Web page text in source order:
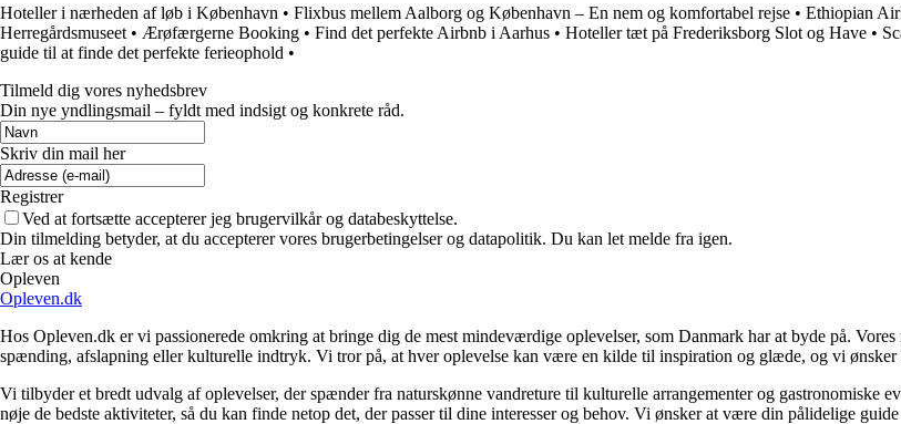
Hoteller i nærheden af løb i København • Flixbus mellem Aalborg og København – En nem og komfortabel rejse • Ethiopian
Herregårdsmuseet • Ærøfærgerne Booking • Find det perfekte Airbnb i Aarhus • Hoteller tæt på Frederiksborg Slot og Have •
guide til at finde det perfekte ferieophold •
Tilmeld dig vores nyhedsbrev
Din nye yndlingsmail – fyldt med indsigt og konkrete råd.
Skriv din mail her
Registrer
Ved at fortsætte accepterer jeg brugervilkår og databeskyttelse.
Din tilmelding betyder, at du accepterer vores brugerbetingelser og datapolitik. Du kan let melde fra igen.
Lær os at kende
Opleven
Opleven.dk
Hos Opleven.dk er vi passionerede omkring at bringe dig de mest mindeværdige oplevelser, som Danmark har at byde på.
spænding, afslapning eller kulturelle indtryk. Vi tror på, at hver oplevelse kan være en kilde til inspiration og glæde, og vi ønsker
Vi tilbyder et bredt udvalg af oplevelser, der spænder fra naturskønne vandreture til kulturelle arrangementer og gastronomiske
nøje de bedste aktiviteter, så du kan finde netop det, der passer til dine interesser og behov. Vi ønsker at være din pålidelige